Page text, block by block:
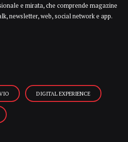
e mirata, che comprende magazine
newsletter, web, social network e app.
DIGITAL EXPERIENCE